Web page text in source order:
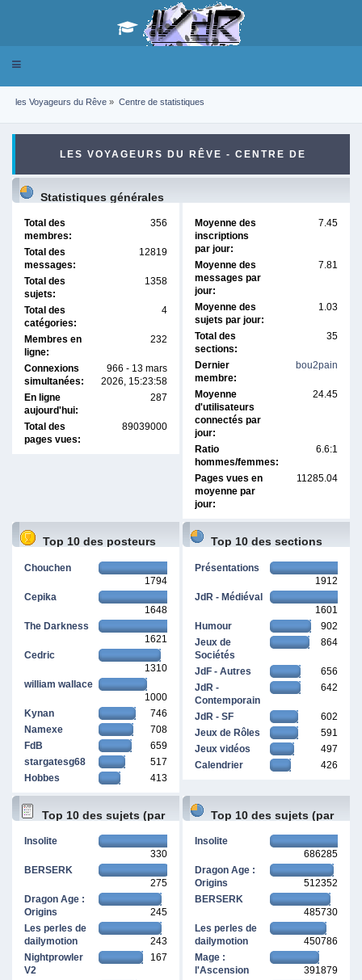
Toggle
les Voyageurs du Rêve » Centre de statistiques
LES VOYAGEURS DU RÊVE - CENTRE DE
STATISTIQUES
Statistiques générales
Total des
membres:
356
Total des
messages:
12819
Total des
sujets:
1358
Total des
catégories:
4
Membres en
ligne:
232
Connexions
simultanées:
966 - 13 mars
2026, 15:23:58
En ligne
aujourd'hui:
287
Total des
pages vues:
89039000
Moyenne des
inscriptions
par jour:
7.45
Moyenne des
messages par
jour:
7.81
Moyenne des
sujets par jour:
1.03
Total des
sections:
35
Dernier
membre:
bou2pain
Moyenne
d'utilisateurs
connectés par
jour:
24.45
Ratio
hommes/femmes:
6.6:1
Pages vues en
moyenne par
jour:
11285.04
Top 10 des posteurs
Chouchen
1794
Cepika
1648
The Darkness
1621
Cedric
1310
william wallace
1000
Kynan
746
Namexe
708
FdB
659
stargatesg68
517
Hobbes
413
Top 10 des sections
Présentations
1912
JdR - Médiéval
1601
Humour
902
Jeux de
Sociétés
864
JdF - Autres
656
JdR -
Contemporain
642
JdR - SF
602
Jeux de Rôles
591
Jeux vidéos
497
Calendrier
426
Top 10 des sujets (par
Insolite
330
BERSERK
275
Dragon Age :
Origins
245
Les perles de
dailymotion
243
Nightprowler
V2
167
Top 10 des sujets (par
Insolite
686285
Dragon Age :
Origins
512352
BERSERK
485730
Les perles de
dailymotion
450786
Mage :
l'Ascension
391879